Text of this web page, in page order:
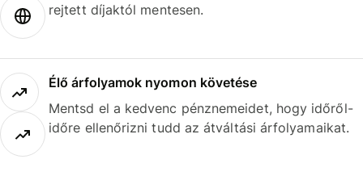
rejtett díjaktól mentesen.
Élő árfolyamok nyomon követése
Mentsd el a kedvenc pénznemeidet, hogy időről-
időre ellenőrizni tudd az átváltási árfolyamaikat.